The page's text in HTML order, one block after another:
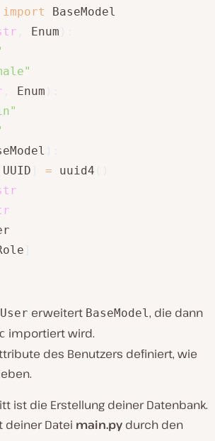
import
Enum
Enum
UUID = uuid4
User erweitert BaseModel, die dann
importiert wird.
des Benutzers definiert, wie
ist die Erstellung deiner Datenbank.
deiner Datei main.py durch den